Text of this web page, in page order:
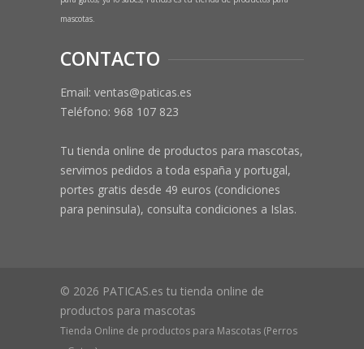
mascotas.
CONTACTO
Email: ventas@paticas.es
Teléfono: 968 107 823
Tu tienda online de productos para mascotas,
servimos pedidos a toda españa y portugal,
portes gratis desde 49 euros (condiciones
para peninsula), consulta condiciones a Islas.
© 2026 PATICAS.es tu tienda online de
productos para mascotas
Tienda Online de productos para Mascotas (Perros